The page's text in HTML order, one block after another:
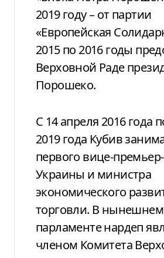
2019 году – от партии
«Европейская
2015 по 2016 годы
Верховной Раде
Порошеко.
С 14 апреля 2016 года
2019 года Кубив
первого вице-
Украины и министра
экономического
торговли. В нынешнем
парламенте нардеп
членом Комитета